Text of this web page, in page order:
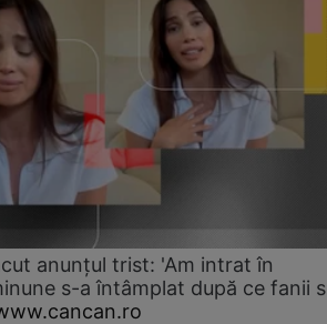
anunțul trist: 'Am intrat în
s-a întâmplat după ce fanii